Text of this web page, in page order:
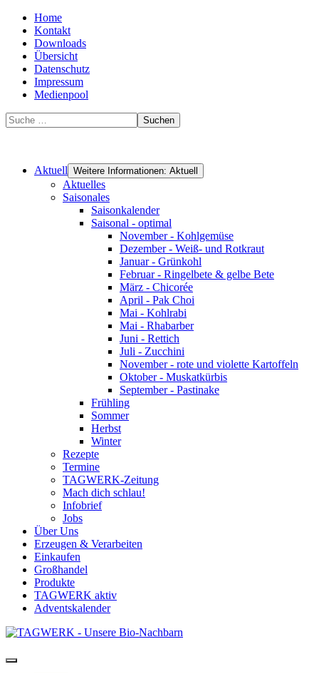
Home
Kontakt
Downloads
Übersicht
Datenschutz
Impressum
Medienpool
Suchen
Aktuell Weitere Informationen: Aktuell
Aktuelles
Saisonales
Saisonkalender
Saisonal - optimal
November - Kohlgemüse
Dezember - Weiß- und Rotkraut
Januar - Grünkohl
Februar - Ringelbete & gelbe Bete
März - Chicorée
April - Pak Choi
Mai - Kohlrabi
Mai - Rhabarber
Juni - Rettich
Juli - Zucchini
November - rote und violette Kartoffeln
Oktober - Muskatkürbis
September - Pastinake
Frühling
Sommer
Herbst
Winter
Rezepte
Termine
TAGWERK-Zeitung
Mach dich schlau!
Infobrief
Jobs
Über Uns
Erzeugen & Verarbeiten
Einkaufen
Großhandel
Produkte
TAGWERK aktiv
Adventskalender